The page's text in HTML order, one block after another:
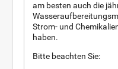
am besten auch die
Strom- und
haben.
Bitte beachten Sie: